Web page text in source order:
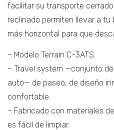
facilitar su transporte
reclinado permiten llevar a
más horizontal para que
– Modelo Terrain C-3ATS.
– Travel system —conjunto
auto— de paseo, de diseño
confortable.
– Fabricado con materiales
es fácil de limpiar.